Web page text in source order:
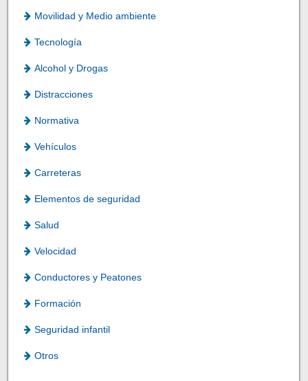
Movilidad y Medio ambiente
Tecnología
Alcohol y Drogas
Distracciones
Normativa
Vehículos
Carreteras
Elementos de seguridad
Salud
Velocidad
Conductores y Peatones
Formación
Seguridad infantil
Otros